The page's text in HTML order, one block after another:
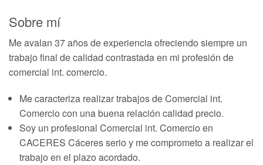
Sobre mí
Me avalan 37 años de experiencia ofreciendo siempre un
trabajo final de calidad contrastada en mi profesión de
comercial int. comercio.
Me caracteriza realizar trabajos de Comercial int.
Comercio con una buena relación calidad precio.
Soy un profesional Comercial int. Comercio en
CACERES Cáceres serio y me comprometo a realizar el
trabajo en el plazo acordado.